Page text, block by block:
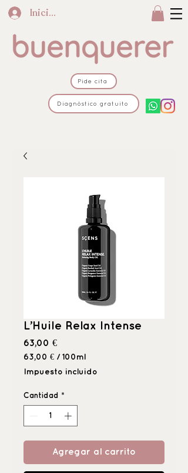
Iniciar sesión
Pide cita
Diagnóstico gratuito
L’Huile Relax Intense
63,00 €Precio
63,00 € / 100ml
63,00 €
por
Mililitro
Impuesto incluido
Cantidad *
Agregar al carrito